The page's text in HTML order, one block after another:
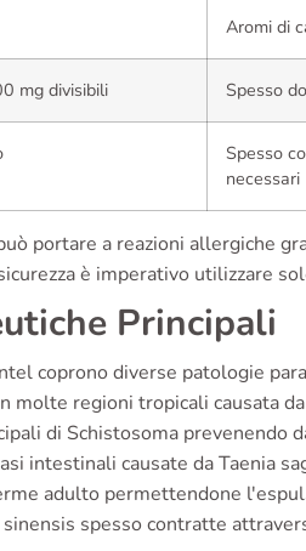
Aromi di
mg divisibili Spesso
Spesso
necessari
portare a reazioni allergiche
è imperativo utilizzare
Principali
coprono diverse patologie
molte regioni tropicali causata
di Schistosoma prevenendo
intestinali causate da Taenia
adulto permettendone
spesso contratte